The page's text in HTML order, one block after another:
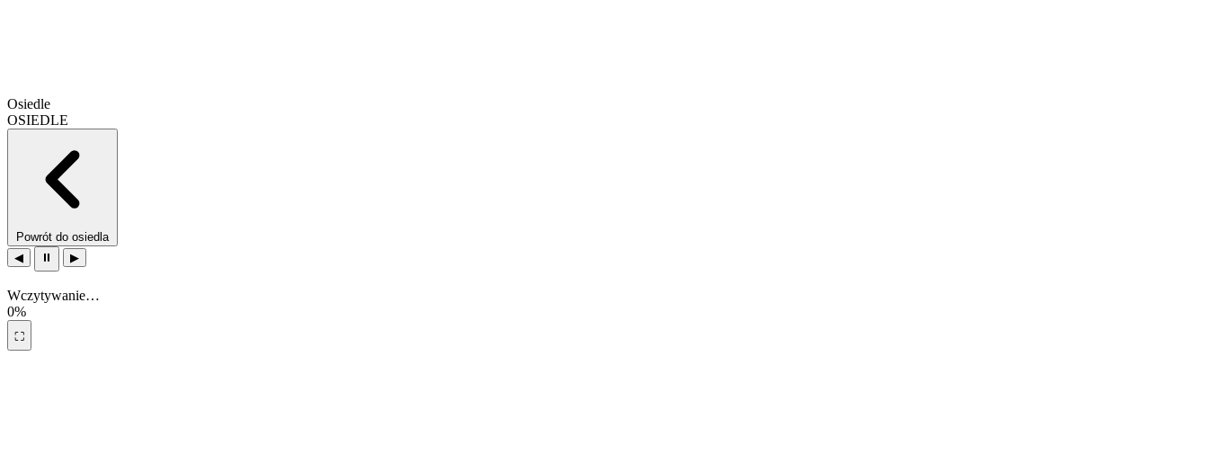
Osiedle
OSIEDLE
Powrót do osiedla
◀
⏸ ▶
Wczytywanie…
0%
⛶